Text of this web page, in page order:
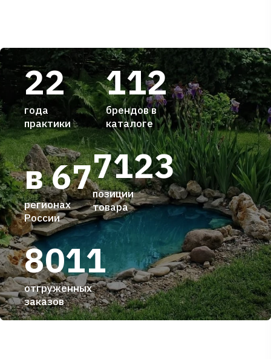
22
года
практики
112
брендов в
каталоге
7123
позиции
товара
8011
отгруженных
заказов
в 67
регионах
России